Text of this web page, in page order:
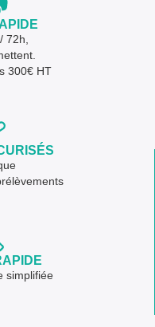
72h,
300€ HT
simplifiée